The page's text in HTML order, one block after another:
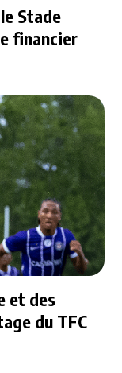
Stade
financier
et des
du TFC